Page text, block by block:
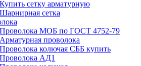
Купить сетку арматурную
Шарнирная сетка
Проволока МОБ по ГОСТ 4752-79
Арматурная проволока
Проволока колючая СББ купить
Проволока АД1